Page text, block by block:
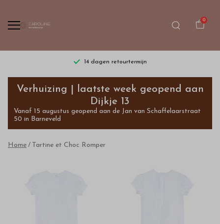
0
14 dagen retourtermijn
Tartine
et
Choc
Romper
Verhuizing | laatste week geopend aan
Dijkje 13
Vanaf 15 augustus geopend aan de Jan van Schaffelaarstraat
50 in Barneveld
Home Tartine et Choc Romper